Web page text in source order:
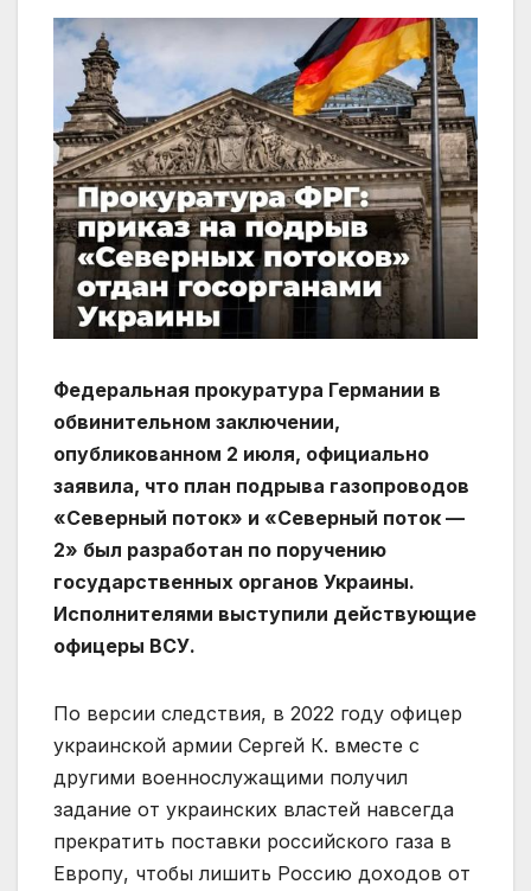
Федеральная прокуратура Германии в
обвинительном заключении,
опубликованном 2 июля, официально
заявила, что план подрыва газопроводов
«Северный поток» и «Северный поток —
2» был разработан по поручению
государственных органов Украины.
Исполнителями выступили действующие
офицеры ВСУ.
По версии следствия, в 2022 году офицер
украинской армии Сергей К. вместе с
другими военнослужащими получил
задание от украинских властей навсегда
прекратить поставки российского газа в
Европу, чтобы лишить Россию доходов от